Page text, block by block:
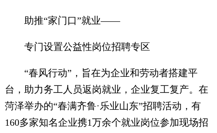
助推“家门口”就业——
专门设置公益性岗位招聘专区
“春风行动”，旨在为企业和劳动者搭建平
台，助力务工人员返岗就业，企业复工复产。在
菏泽举办的“春满齐鲁·乐业山东”招聘活动，有
160多家知名企业携1万余个就业岗位参加现场招